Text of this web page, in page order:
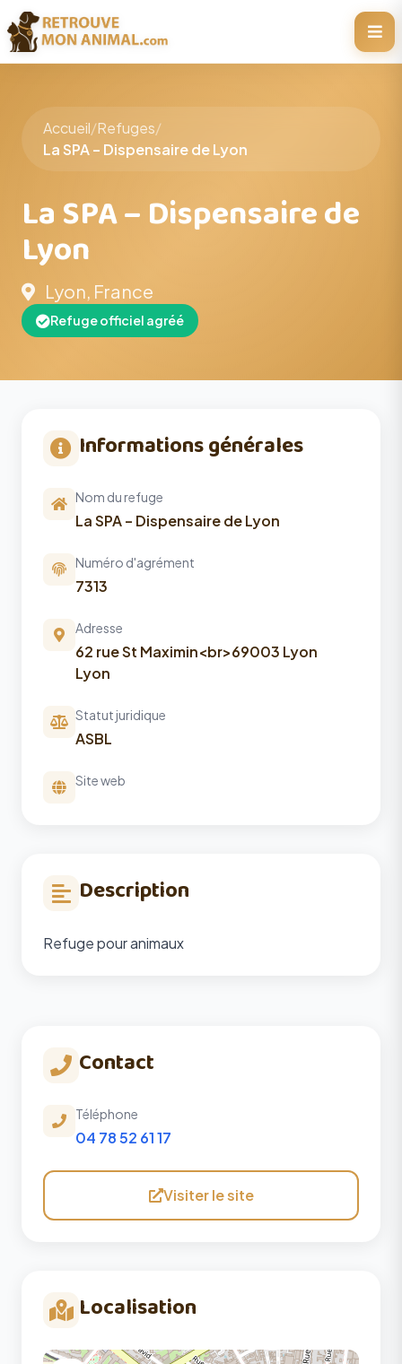
Accueil/Refuges/
La SPA – Dispensaire de Lyon
La SPA – Dispensaire de
Lyon
Lyon, France
Refuge officiel agréé
Informations générales
Nom du refuge
La SPA – Dispensaire de Lyon
Numéro d'agrément
7313
Adresse
62 rue St Maximin<br>69003 Lyon
Lyon
Statut juridique
ASBL
Site web
Description
Refuge pour animaux
Contact
Téléphone
04 78 52 61 17
Visiter le site
Localisation